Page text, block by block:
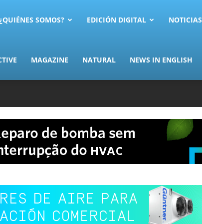
SOMOS? EDICIÓN DIGITAL NOTICIAS
MAGAZINE NATURAL NEWS IN ENGLISH